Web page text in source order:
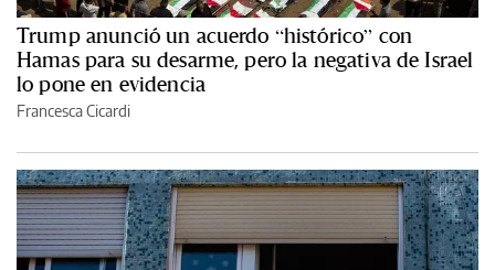
Trump anunció un acuerdo “histórico” con
Hamas para su desarme, pero la negativa de Israel
lo pone en evidencia
Francesca Cicardi